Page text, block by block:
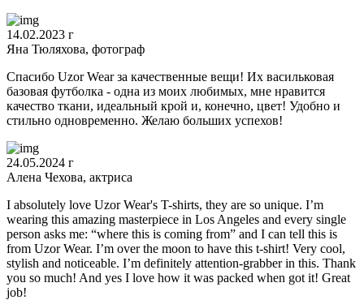
14.02.2023 г
Яна Тюляхова, фотограф
Спасибо Uzor Wear за качественные вещи! Их васильковая
базовая футболка - одна из моих любимых, мне нравится
качество ткани, идеальный крой и, конечно, цвет! Удобно и
стильно одновременно. Желаю больших успехов!
24.05.2024 г
Алена Чехова, актриса
I absolutely love Uzor Wear's T-shirts, they are so unique. I’m
wearing this amazing masterpiece in Los Angeles and every single
person asks me: “where this is coming from” and I can tell this is
from Uzor Wear. I’m over the moon to have this t-shirt! Very cool,
stylish and noticeable. I’m definitely attention-grabber in this. Thank
you so much! And yes I love how it was packed when got it! Great
job!